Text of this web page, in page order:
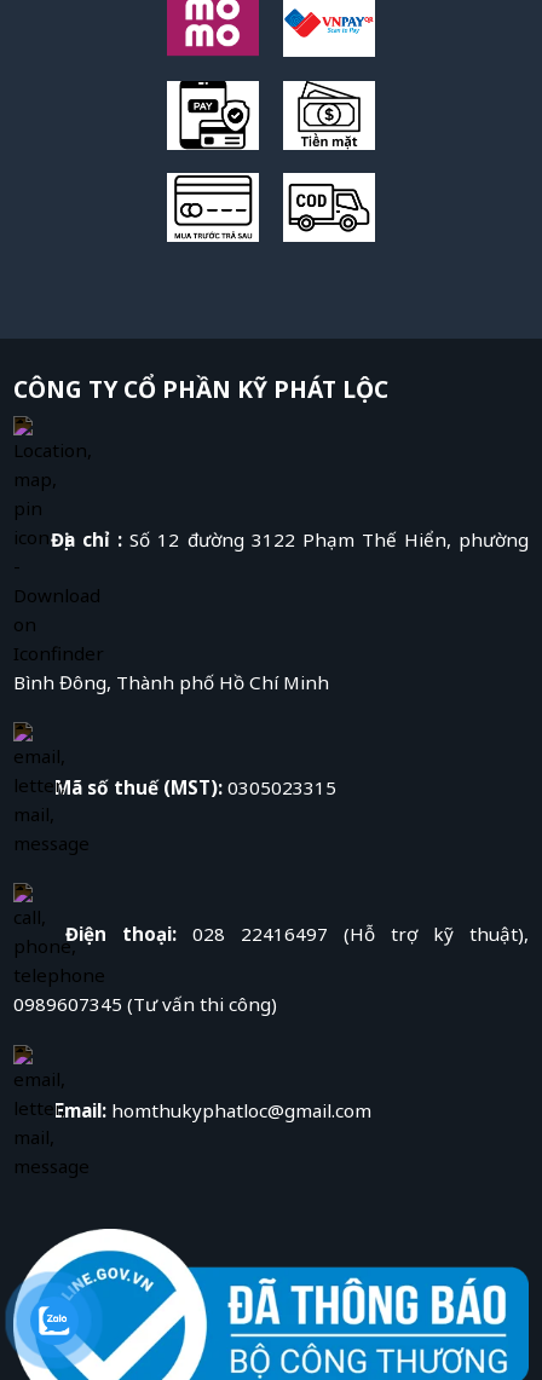
CÔNG TY CỔ PHẦN KỸ PHÁT LỘC
Địa chỉ : Số 12 đường 3122 Phạm Thế Hiển, phường
Bình Đông, Thành phố Hồ Chí Minh
Mã số thuế (MST): 0305023315
Điện thoại: 028 22416497 (Hỗ trợ kỹ thuật),
0989607345 (Tư vấn thi công)
Email: homthukyphatloc@gmail.com